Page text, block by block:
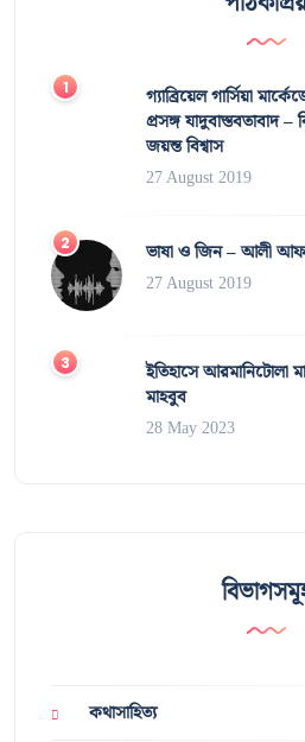
গ্যাব্রিয়েল গার্সিয়া
প্রসঙ্গ যাদুবাস্তবতাবাদ
জয়ন্ত বিশ্বাস
27 August 2019
ভাষা ও জিন – আলী
27 August 2019
ইতিহাসে আরমানিটোলা
মাহবুব
28 May 2023
কথাসাহিত্য